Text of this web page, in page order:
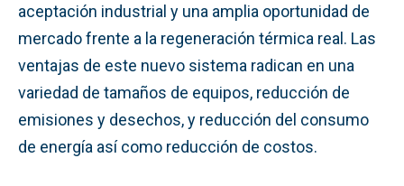
aceptación industrial y una amplia oportunidad de
mercado frente a la regeneración térmica real. Las
ventajas de este nuevo sistema radican en una
variedad de tamaños de equipos, reducción de
emisiones y desechos, y reducción del consumo
de energía así como reducción de costos.